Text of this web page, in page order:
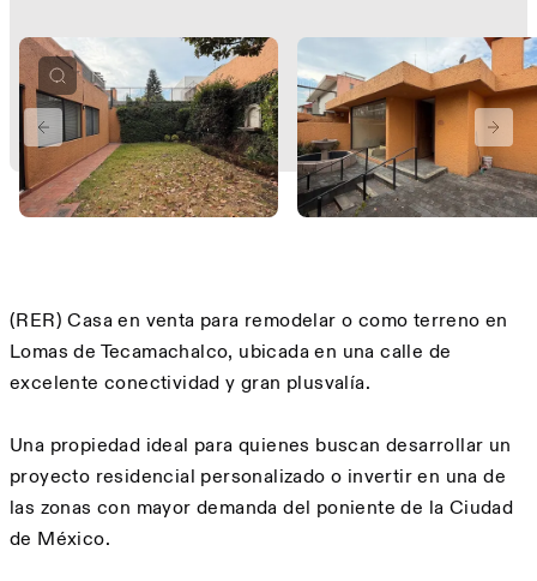
PREVIOUS SLIDE
Description
(RER) Casa en venta para remodelar o como terreno en
Lomas de Tecamachalco, ubicada en una calle de
excelente conectividad y gran plusvalía.
Una propiedad ideal para quienes buscan desarrollar un
proyecto residencial personalizado o invertir en una de
las zonas con mayor demanda del poniente de la Ciudad
de México.